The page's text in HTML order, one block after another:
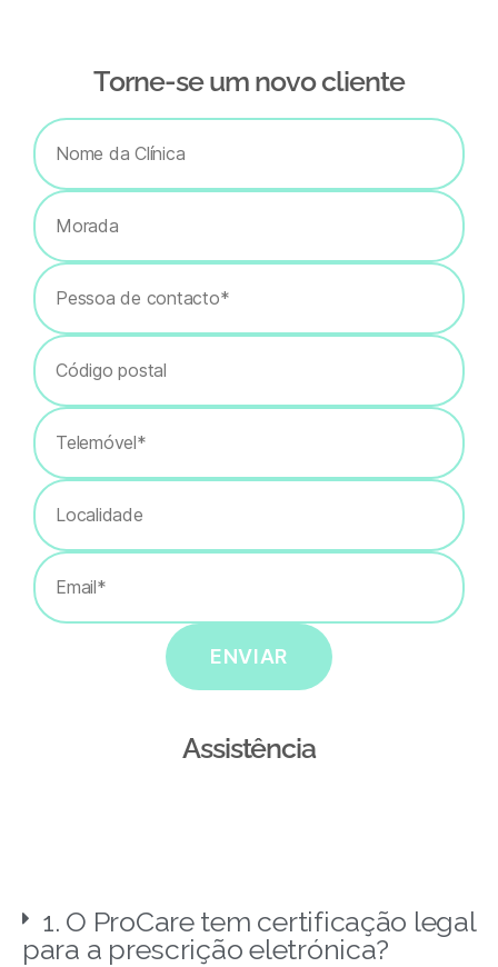
Тorne-se um novo cliente
ENVIAR
Assistência
1. O ProCare tem certificação legal
para a prescrição eletrónica?